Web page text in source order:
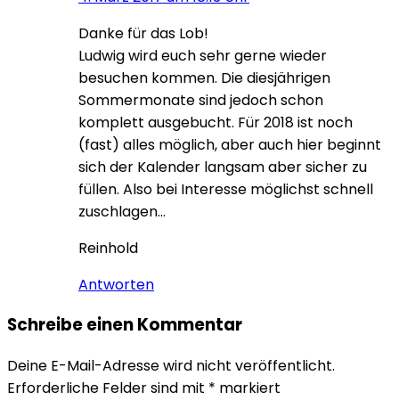
Danke für das Lob!
Ludwig wird euch sehr gerne wieder
besuchen kommen. Die diesjährigen
Sommermonate sind jedoch schon
komplett ausgebucht. Für 2018 ist noch
(fast) alles möglich, aber auch hier beginnt
sich der Kalender langsam aber sicher zu
füllen. Also bei Interesse möglichst schnell
zuschlagen…
Reinhold
Antworten
Schreibe einen Kommentar
Deine E-Mail-Adresse wird nicht veröffentlicht.
Erforderliche Felder sind mit * markiert